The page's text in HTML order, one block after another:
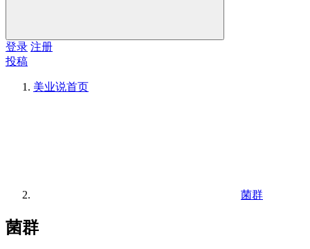
登录 注册
投稿
美业说首页
菌群
菌群